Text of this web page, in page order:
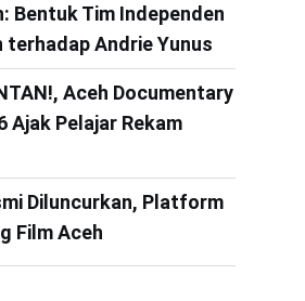
Bentuk Tim Independen
terhadap Andrie Yunus
Aceh Documentary
Ajak Pelajar Rekam
Diluncurkan, Platform
Film Aceh